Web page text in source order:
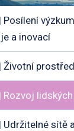
Posílení
a inovací
Životní
Rozvoj
Udržitelné sítě